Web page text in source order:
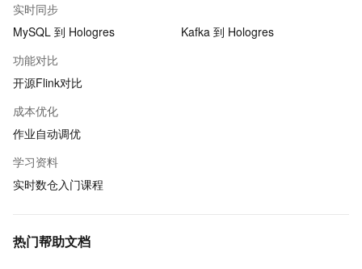
实时同步
MySQL 到 Hologres
Kafka 到 Hologres
功能对比
开源Flink对比
成本优化
作业自动调优
学习资料
实时数仓入门课程
热门帮助文档